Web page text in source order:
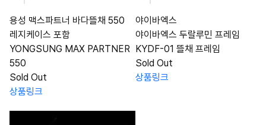
용성 맥스파트너 바다뜰채 550
레지케이스 포함
YONGSUNG MAX PARTNER
550
Sold Out
상품링크
야이바엑스
야이바엑스 두랄루민 프레임
KYDF-01 뜰채 프레임
Sold Out
상품링크